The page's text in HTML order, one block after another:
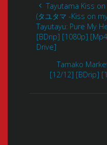
Tayutama Kiss
(タユタマ -Kiss on
Tayutayu: Pure My
[BDrip] [1080p]
Drive]
Tamako
[12/12] [BDrip]